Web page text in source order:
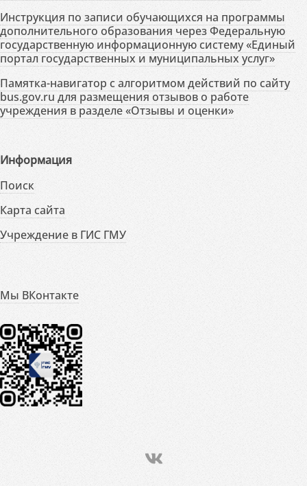
Инструкция по записи обучающихся на программы
дополнительного образования через Федеральную
государственную информационную систему «Единый
портал государственных и муниципальных услуг»
Памятка-навигатор с алгоритмом действий по сайту
bus.gov.ru для размещения отзывов о работе
учреждения в разделе «Отзывы и оценки»
Информация
Поиск
Карта сайта
Учреждение в ГИС ГМУ
Мы ВКонтакте